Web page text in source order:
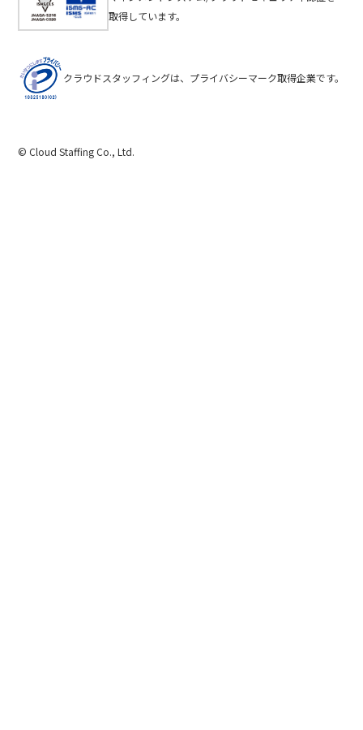
取得しています。
クラウドスタッフィングは、プライバシーマーク取得企業です。
© Cloud Staffing Co., Ltd.